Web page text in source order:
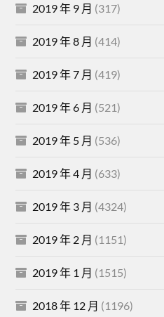
2019 年 9 月 (317)
2019 年 8 月 (414)
2019 年 7 月 (419)
2019 年 6 月 (521)
2019 年 5 月 (536)
2019 年 4 月 (633)
2019 年 3 月 (4324)
2019 年 2 月 (1151)
2019 年 1 月 (1515)
2018 年 12 月 (1196)